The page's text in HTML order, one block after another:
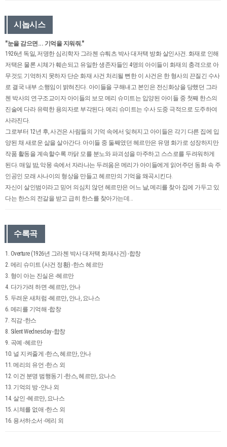
시놉시스
"눈을 감으면... 기억을 지워줘."
1926년 독일, 저명한 심리학자 그라첸 슈퉈츠 박사 대저택 방화 살인사건. 화재로 인해
저택은 물론 시체가 훼손되고 유일한 생존자들인 4명의 아이들이 화재의 충격으로 아
무것도 기억하지 못하자 단순 화재 사건 처리될 뻔한 이 사건은 한 형사의 끈질긴 수사
로 결국 내부 소행임이 밝혀진다. 아이들을 구해내고 본인은 전신화상을 당했던 그라
첸 박사의 연구조교이자 아이들의 보모 메리 슈미트는 입양된 아이들 중 첫째 한스의
진술에 다라 유력한 용의자로 부각된다. 메리 슈미트는 수사 도중 극적으로 도주하여
사라진다.
그로부터 12년 후, 사건은 사람들의 기억 속에서 잊혀지고 아이들은 각기 다른 집에 입
양된 채 새로운 삶을 살아간다. 아이들 중 둘째였던 헤르만은 유명 화가로 성장하지만
작품 활동을 계속할수록 까닭 모를 분노와 파괴성을 마주하고 스스로를 두려워하게
된다. 매일 밤, 악몽 속에서 자라나는 두려움은 메리가 아이들에게 읽어주던 동화 속 주
인공인 모래 사나이의 형상을 만들고 헤르만의 기억을 왜곡시킨다.
자신이 살인범이라고 믿어 의심치 않던 헤르만은 어느 날, 메리를 찾아 집에 가두고 있
다는 한스의 전갈을 받고 급히 한스를 찾아가는데...
수록곡
1. Overture (1926년 그라첸 박사 대저택 화재사건) -합창
2. 메리 슈미트 (사건 정황) -한스 헤르만
3. 형이 아는 진실은 -헤르만
4. 다가가려 하면 -헤르만, 안나
5. 두려운 새처럼 -헤르만, 안나, 요나스
6. 메리를 기억해 -합창
7. 직감 -한스
8. Silent Wednesday -합창
9. 곡예 -헤르만
10. 널 지켜줄게 -한스, 헤르만, 안나
11. 메리의 유언 -한스 외
12. 이건 분명 범행동기 -한스, 헤르만, 요나스
13. 기억의 방 -안나 외
14. 살인 -헤르만, 요나스
15. 시체를 없애 -한스 외
16. 용서하소서 -메리 외